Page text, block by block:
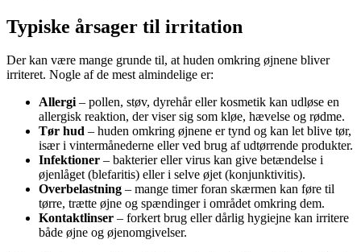
Typiske årsager til irritation
Der kan være mange grunde til, at huden omkring øjnene bliver
irriteret. Nogle af de mest almindelige er:
Allergi– pollen, støv, dyrehår eller kosmetik kan udløse en
allergisk reaktion, der viser sig som kløe, hævelse og rødme.
Tør hud – huden omkring øjnene er tynd og kan let blive tør,
især i vintermånederne eller ved brug af udtørrende produkter.
Infektioner – bakterier eller virus kan give betændelse i
øjenlåget (blefaritis) eller i selve øjet (konjunktivitis).
Overbelastning – mange timer foran skærmen kan føre til
tørre, trætte øjne og spændinger i området omkring dem.
Kontaktlinser – forkert brug eller dårlig hygiejne kan irritere
både øjne og øjenomgivelser.